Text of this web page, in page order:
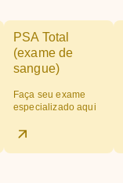
PSA Total
(exame de
sangue)
Faça seu exame
especializado aqui